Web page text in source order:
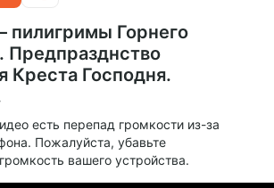
пилигримы Горнего
Предпразднство
Креста Господня.
есть перепад громкости из-за
Пожалуйста, убавьте
вашего устройства.